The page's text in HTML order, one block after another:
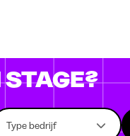
STAGE?
Type bedrijf